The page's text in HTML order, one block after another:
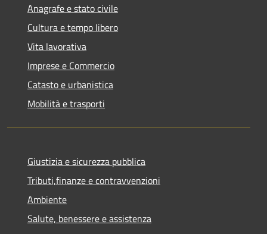
Anagrafe e stato civile
Cultura e tempo libero
Vita lavorativa
Imprese e Commercio
Catasto e urbanistica
Mobilità e trasporti
Giustizia e sicurezza pubblica
Tributi,finanze e contravvenzioni
Ambiente
Salute, benessere e assistenza